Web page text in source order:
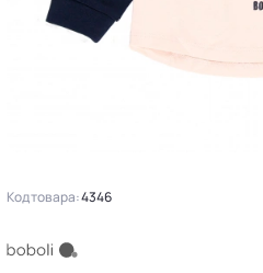
Код товара:4346